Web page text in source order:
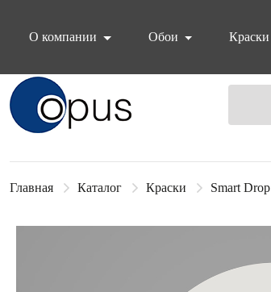
О компании
Обои Краски
Блок поиска
Главная Каталог Краски Smart Drop